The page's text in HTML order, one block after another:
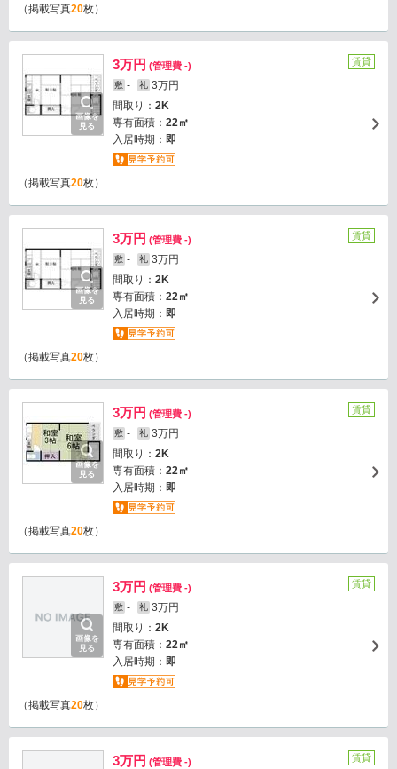
（掲載写真20枚）
画像を
見る
3万円 (管理費 -)
敷 - 礼 3万円
間取り： 2K
専有面積： 22㎡
入居時期： 即
賃貸
（掲載写真20枚）
画像を
見る
3万円 (管理費 -)
敷 - 礼 3万円
間取り： 2K
専有面積： 22㎡
入居時期： 即
賃貸
（掲載写真20枚）
画像を
見る
3万円 (管理費 -)
敷 - 礼 3万円
間取り： 2K
専有面積： 22㎡
入居時期： 即
賃貸
（掲載写真20枚）
画像を
見る
3万円 (管理費 -)
敷 - 礼 3万円
間取り： 2K
専有面積： 22㎡
入居時期： 即
賃貸
（掲載写真20枚）
3万円 (管理費 -) 賃貸